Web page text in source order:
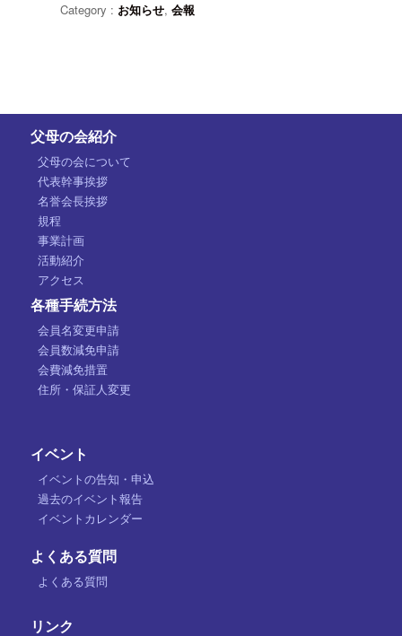
Category : お知らせ,会報
父母の会紹介
父母の会について
代表幹事挨拶
名誉会長挨拶
規程
事業計画
活動紹介
アクセス
各種手続方法
会員名変更申請
会員数減免申請
会費減免措置
住所・保証人変更
イベント
イベントの告知・申込
過去のイベント報告
イベントカレンダー
よくある質問
よくある質問
リンク